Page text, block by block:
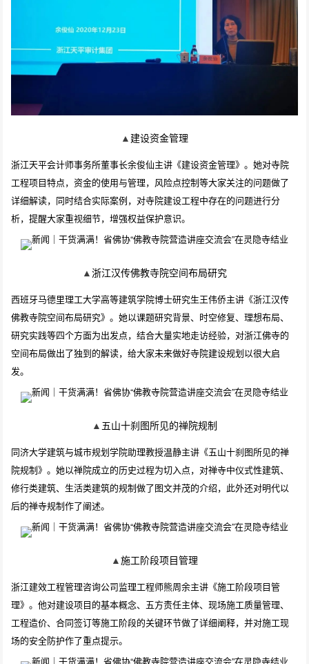
▲建设资金管理
浙江天平会计师事务所董事长余俊仙主讲《建设资金管理》。她对寺院
工程项目特点，资金的使用与管理，风险点控制等大家关注的问题做了
详细解读，同时结合实际案例，对寺院建设工程中存在的问题进行分
析，提醒大家重视细节，增强权益保护意识。
▲浙江汉传佛教寺院空间布局研究
西班牙马德里理工大学高等建筑学院博士研究生王伟侨主讲《浙江汉传
佛教寺院空间布局研究》。她以课题研究背景、时空修复、理想布局、
研究实践等四个方面为出发点，结合大量实地走访经验，对浙江佛寺的
空间布局做出了独到的解读，给大家未来做好寺院建设规划以很大启
发。
▲ 五山十刹图所见的禅院规制
同济大学建筑与城市规划学院助理教授温静主讲《五山十刹图所见的禅
院规制》。她以禅院成立的历史过程为切入点，对禅寺中仪式性建筑、
修行类建筑、生活类建筑的规制做了图文并茂的介绍，此外还对明代以
后的禅寺规制作了阐述。
▲施工阶段项目管理
浙江建效工程管理咨询公司监理工程师熊周余主讲《施工阶段项目管
理》。他对建设项目的基本概念、五方责任主体、现场施工质量管理、
工程造价、合同签订等施工阶段的关键环节做了详细阐释，并对施工现
场的安全防护作了重点提示。